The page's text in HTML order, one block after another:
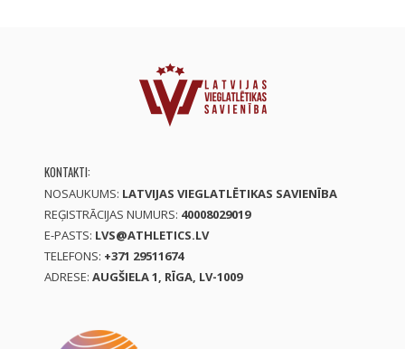
KONTAKTI:
NOSAUKUMS: LATVIJAS VIEGLATLĒTIKAS SAVIENĪBA
REĢISTRĀCIJAS NUMURS: 40008029019
E-PASTS: LVS@ATHLETICS.LV
TELEFONS: +371 29511674
ADRESE: AUGŠIELA 1, RĪGA, LV-1009